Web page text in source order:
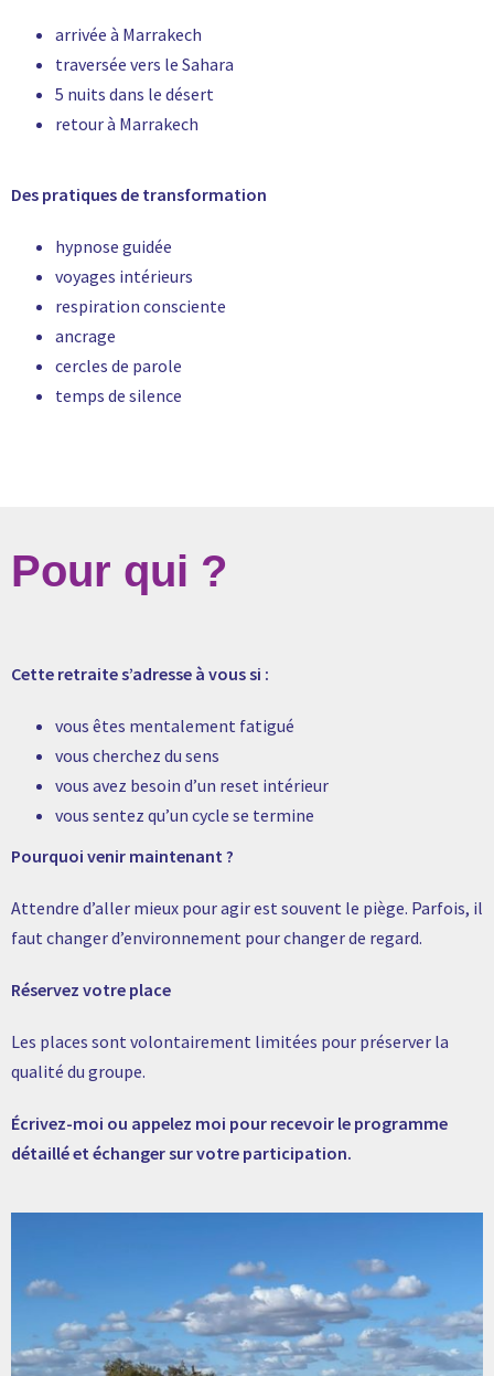
arrivée à Marrakech
traversée vers le Sahara
5 nuits dans le désert
retour à Marrakech
Des pratiques de transformation
hypnose guidée
voyages intérieurs
respiration consciente
ancrage
cercles de parole
temps de silence
Pour qui ?
Cette retraite s’adresse à vous si :
vous êtes mentalement fatigué
vous cherchez du sens
vous avez besoin d’un reset intérieur
vous sentez qu’un cycle se termine
Pourquoi venir maintenant ?
Attendre d’aller mieux pour agir est souvent le piège. Parfois, il
faut changer d’environnement pour changer de regard.
Réservez votre place
Les places sont volontairement limitées pour préserver la
qualité du groupe.
Écrivez-moi ou appelez moi pour recevoir le programme
détaillé et échanger sur votre participation.